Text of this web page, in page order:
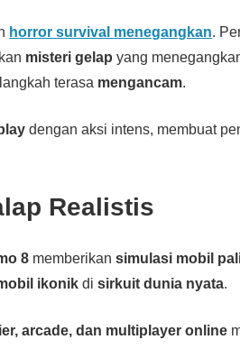
horror survival menegangkan.
misteri gelap yang
terasa mengancam.
dengan aksi intens, membuat
Realistis
8 memberikansimulasi mobil
ikonik disirkuit dunia nyata.
arcade, dan multiplayer online